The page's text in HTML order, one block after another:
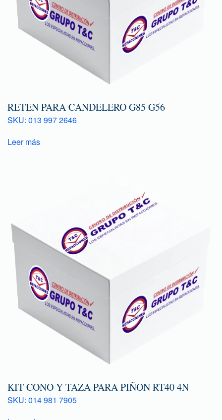
RETEN PARA CANDELERO G85 G56
SKU: 013 997 2646
Leer más
KIT CONO Y TAZA PARA PIÑON RT40 4N
SKU: 014 981 7905